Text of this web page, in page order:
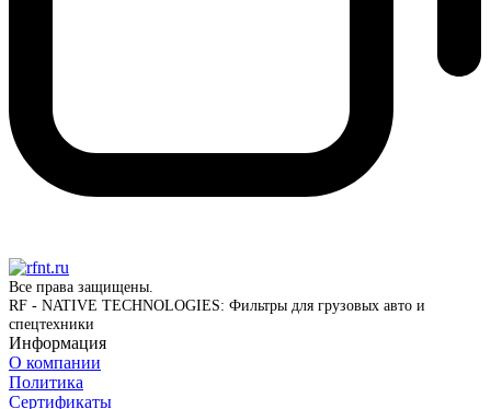
Все права защищены.
RF - NATIVE TECHNOLOGIES: Фильтры для грузовых авто и
спецтехники
Информация
О компании
Политика
Сертификаты